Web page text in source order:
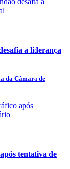
a liderança
da Câmara de
tentativa de